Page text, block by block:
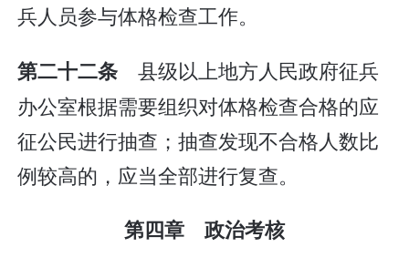
兵人员参与体格检查工作。
第二十二条 县级以上地方人民政府征兵
办公室根据需要组织对体格检查合格的应
征公民进行抽查；抽查发现不合格人数比
例较高的，应当全部进行复查。
第四章 政治考核